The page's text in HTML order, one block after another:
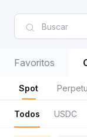
Favoritos
Spot
Todos USDC